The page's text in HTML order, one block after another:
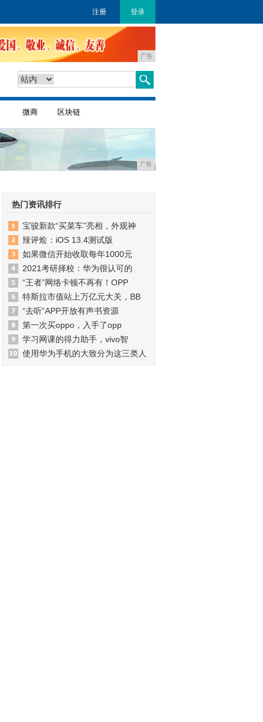
注册 登录
广告
微商 区块链
广告
热门资讯排行
宝骏新款“买菜车”亮相，外观神
辣评烩：iOS 13.4测试版
如果微信开始收取每年1000元
2021考研择校：华为很认可的
“王者”网络卡顿不再有！OPP
特斯拉市值站上万亿元大关，BB
“去听”APP开放有声书资源
第一次买oppo，入手了opp
学习网课的得力助手，vivo智
使用华为手机的大致分为这三类人